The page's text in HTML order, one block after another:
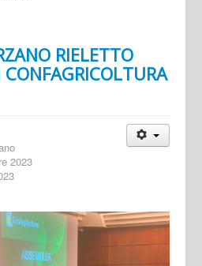
RIELETTO
CONFAGRICOLTURA
2023